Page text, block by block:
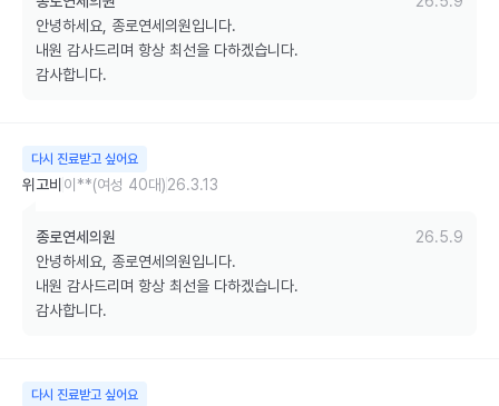
안녕하세요, 종로연세의원입니다.
내원 감사드리며 항상 최선을 다하겠습니다.
감사합니다.
다시 진료받고 싶어요
위고비 이**(여성 40대)26.3.13
종로연세의원
26.5.9
안녕하세요, 종로연세의원입니다.
내원 감사드리며 항상 최선을 다하겠습니다.
감사합니다.
다시 진료받고 싶어요